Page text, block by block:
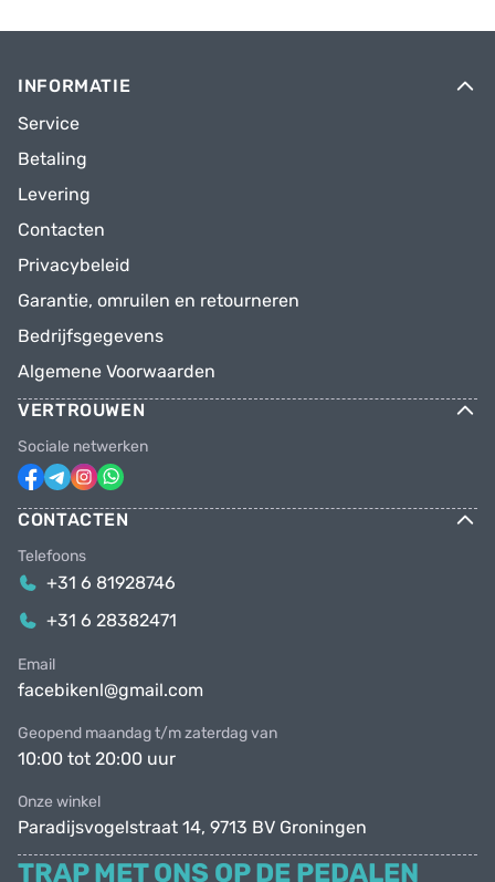
INFORMATIE
Service
Betaling
Levering
Contacten
Privacybeleid
Garantie, omruilen en retourneren
Bedrijfsgegevens
Algemene Voorwaarden
VERTROUWEN
Sociale netwerken
CONTACTEN
Telefoons
+31 6 81928746
+31 6 28382471
Email
facebikenl@gmail.com
Geopend maandag t/m zaterdag van
10:00 tot 20:00 uur
Onze winkel
Paradijsvogelstraat 14, 9713 BV Groningen
TRAP MET ONS OP DE PEDALEN